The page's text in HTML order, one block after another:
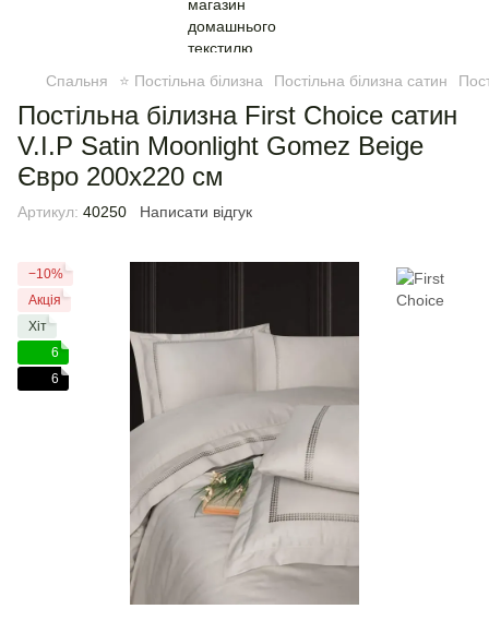
Спальня ⭐ Постільна білизна Постільна білизна сатин
Постільна білизна First Choice сатин
V.I.P Satin Moonlight Gomez Beige
Євро 200х220 см
Артикул: 40250 Написати відгук
−10%
Акція
Хіт
6
6